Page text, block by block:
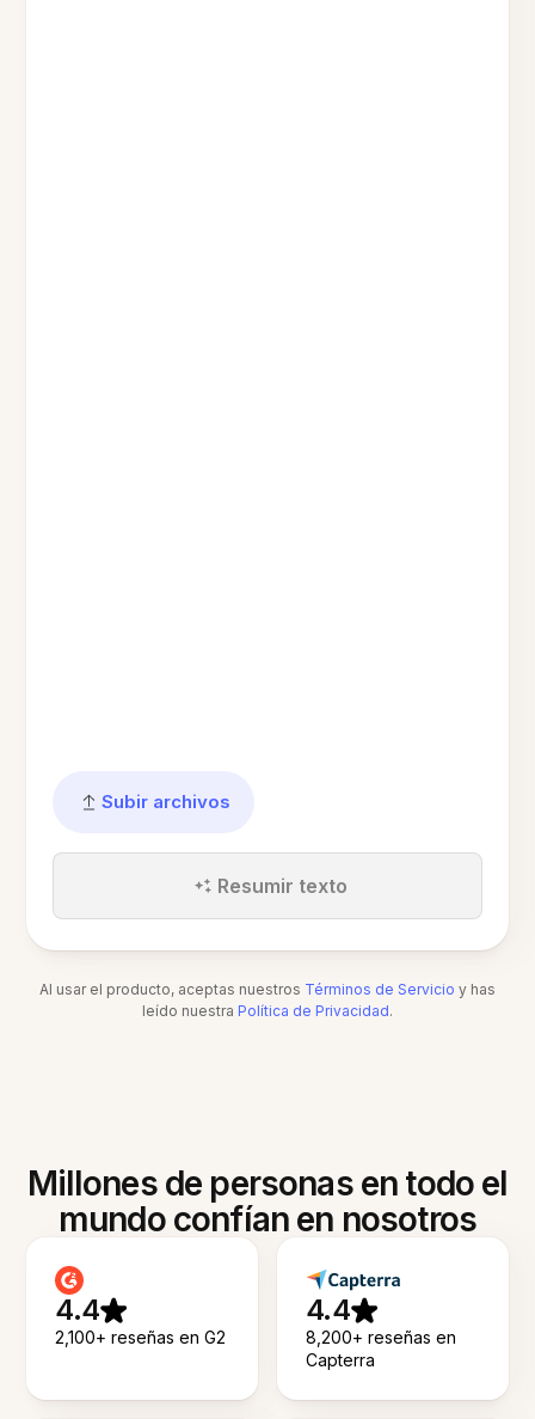
Subir archivos
Resumir texto
Al usar el producto, aceptas nuestros Términos de Servicio y has
leído nuestra Política de Privacidad.
Millones de personas en todo el
mundo confían en nosotros
4.4
2,100+ reseñas en G2
4.4
8,200+ reseñas en
Capterra